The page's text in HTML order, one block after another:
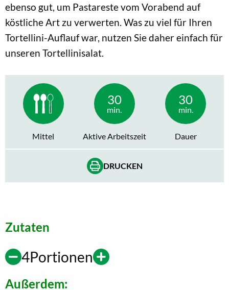
ebenso gut, um Pastareste vom Vorabend auf
köstliche Art zu verwerten. Was zu viel für Ihren
Tortellini-Auflauf war, nutzen Sie daher einfach für
unseren Tortellinisalat.
Mittel
30
min.
Aktive Arbeitszeit
30
min.
Dauer
DRUCKEN
Zutaten
4Portionen
Außerdem: